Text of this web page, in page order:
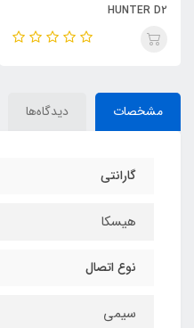
WHdeepcool 360ex wh
مشخصات دیدگاه‌ها
گارانتی
هیسکا
نوع اتصال
سیمی